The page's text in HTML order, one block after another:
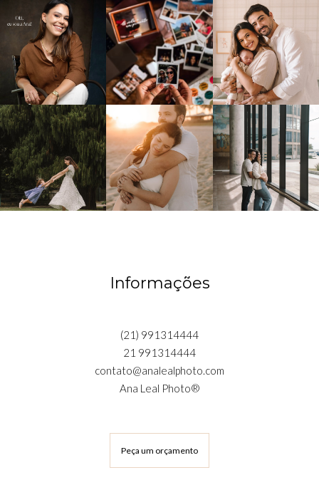
Informações
(21) 991314444
21 991314444
contato@analealphoto.com
Ana Leal Photo®
Peça um orçamento